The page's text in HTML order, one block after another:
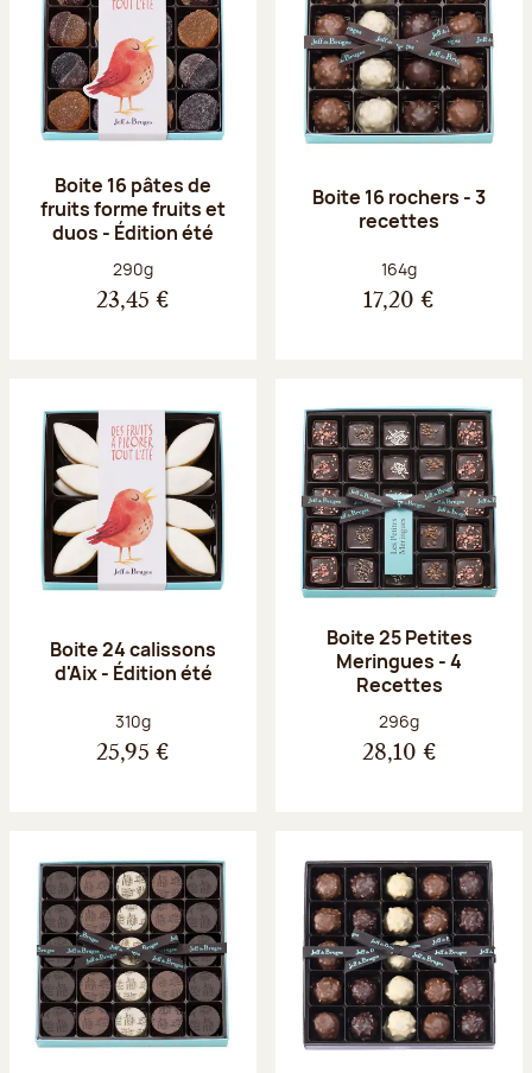
Boite 16 pâtes de
fruits forme fruits et
duos - Édition été
Poids net :
290g
23,45 €
Boite 16 rochers - 3
recettes
Poids net :
164g
17,20 €
Boite 24 calissons
d'Aix - Édition été
Poids net :
310g
25,95 €
Boite 25 Petites
Meringues - 4
Recettes
Poids net :
296g
28,10 €